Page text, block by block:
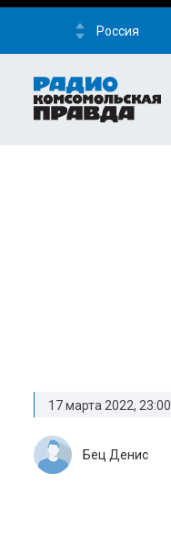
Россия
17 марта 2022, 23:00
Бец Денис